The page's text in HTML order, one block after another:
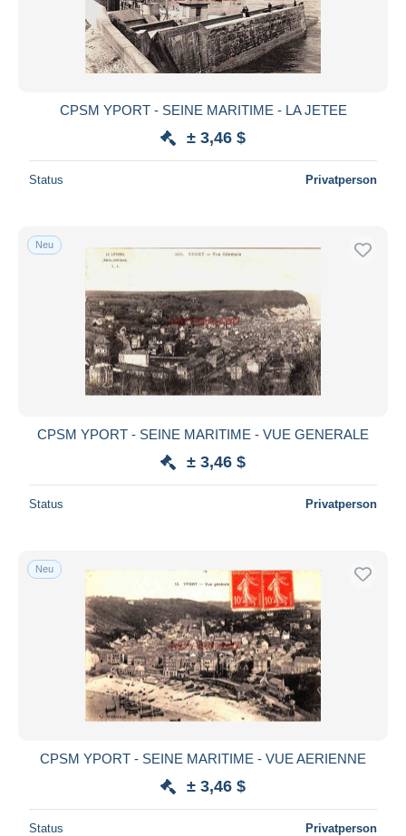
CPSM YPORT - SEINE MARITIME - LA JETEE
± 3,46 $
Status Privatperson
Neu
CPSM YPORT - SEINE MARITIME - VUE GENERALE
± 3,46 $
Status Privatperson
Neu
CPSM YPORT - SEINE MARITIME - VUE AERIENNE
± 3,46 $
Status Privatperson